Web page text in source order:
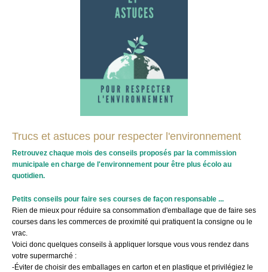
Trucs et astuces pour respecter l'environnement
Retrouvez chaque mois des conseils proposés par la commission
municipale en charge de l'environnement pour être plus écolo au
quotidien.
Petits conseils pour faire ses courses de façon responsable ...
Rien de mieux pour réduire sa consommation d'emballage que de faire ses
courses dans les commerces de proximité qui pratiquent la consigne ou le
vrac.
Voici donc quelques conseils à appliquer lorsque vous vous rendez dans
votre supermarché :
-Éviter de choisir des emballages en carton et en plastique et privilégiez le